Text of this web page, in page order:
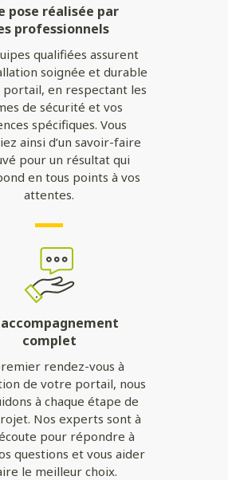
pose réalisée par
professionnels
qualifiées assurent
soignée et durable
en respectant les
de sécurité et vos
spécifiques. Vous
ainsi d’un savoir-faire
pour un résultat qui
en tous points à vos
attentes.
accompagnement
complet
rendez-vous à
de votre portail, nous
à chaque étape de
Nos experts sont à
pour répondre à
questions et vous aider
le meilleur choix.